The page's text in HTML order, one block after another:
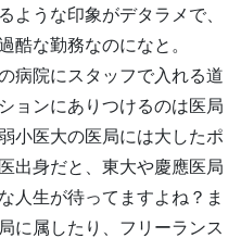
ような印象がデタラメで、
酷な勤務なのになと。
病院にスタッフで入れる道
ョンにありつけるのは医局
小医大の医局には大したポ
出身だと、東大や慶應医局
人生が待ってますよね？ま
に属したり、フリーランス